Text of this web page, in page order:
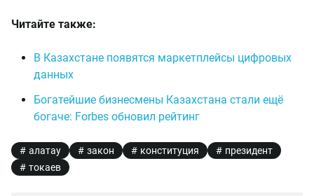
Читайте также:
В Казахстане появятся маркетплейсы цифровых
данных
Богатейшие бизнесмены Казахстана стали ещё
богаче: Forbes обновил рейтинг
алатау закон конституция
президент
токаев